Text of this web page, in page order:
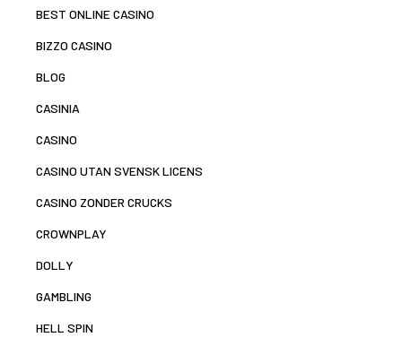
BEST ONLINE CASINO
BIZZO CASINO
BLOG
CASINIA
CASINO
CASINO UTAN SVENSK LICENS
CASINO ZONDER CRUCKS
CROWNPLAY
DOLLY
GAMBLING
HELL SPIN